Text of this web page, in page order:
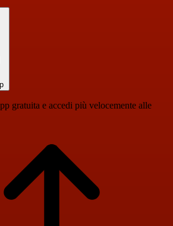
gratuita e accedi più velocemente alle